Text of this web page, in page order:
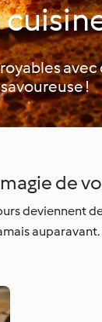
avec
!
de
deviennent
auparavant.